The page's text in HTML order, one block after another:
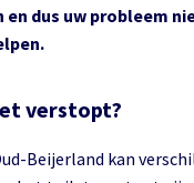
dus uw probleem
verstopt?
Beijerland kan